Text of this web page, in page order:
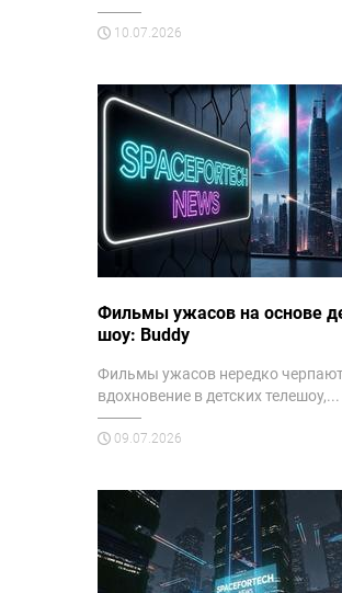
10.07.2026
Фильмы ужасов на основе
шоу: Buddy
Фильмы ужасов нередко
вдохновение в детских телешоу,...
09.07.2026